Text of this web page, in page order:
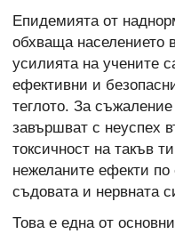
Епидемията от
обхваща населението
усилията на учените
ефективни и
теглото. За
завършват с неуспех
токсичност на такъв
нежеланите ефекти
съдовата и нервната
Това е една от